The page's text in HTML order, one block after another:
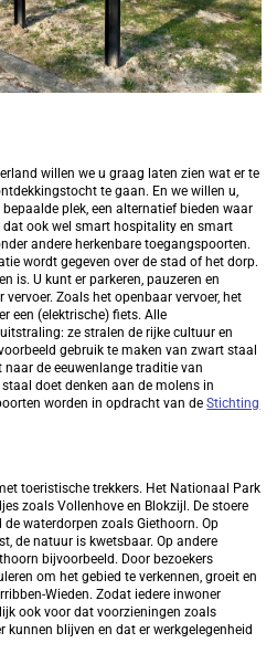
willen we u graag laten zien wat er te
te gaan. En we willen u,
plek, een alternatief bieden waar
ook wel smart hospitality en smart
andere herkenbare toegangspoorten.
wordt gegeven over de stad of het dorp.
is. U kunt er parkeren, pauzeren en
Zoals het openbaar vervoer, het
een (elektrische) fiets. Alle
ze stralen de rijke cultuur en
gebruik te maken van zwart staal
de eeuwenlange traditie van
doet denken aan de molens in
worden in opdracht van deStichting
toeristische trekkers. Het Nationaal Park
zoals Vollenhove en Blokzijl. De stoere
waterdorpen zoals Giethoorn. Op
de natuur is kwetsbaar. Op andere
bijvoorbeeld. Door bezoekers
om het gebied te verkennen, groeit en
Wieden. Zodat iedere inwoner
ook voor dat voorzieningen zoals
kunnen blijven en dat er werkgelegenheid